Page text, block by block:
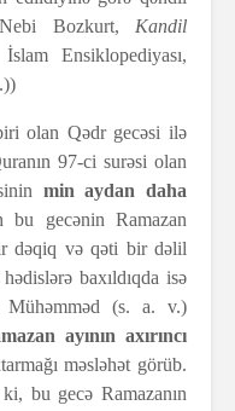
Bozkurt, Kandil
Ensiklopediyası,
olan Qədr gecəsi ilə
97-ci surəsi olan
min aydan daha
gecənin Ramazan
dəqiq və qəti bir dəlil
baxıldıqda isə
Mühəmməd (s. a. v.)
ayının axırıncı
məsləhət görüb.
bu gecə Ramazanın